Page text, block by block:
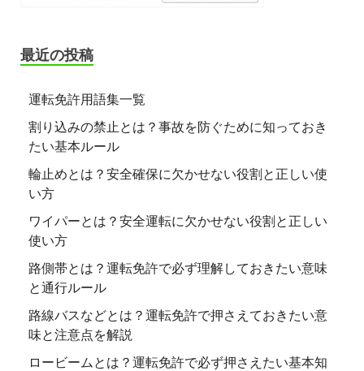
最近の投稿
運転免許用語集一覧
割り込みの禁止とは？事故を防ぐために知っておき
たい基本ルール
輪止めとは？安全確保に欠かせない役割と正しい使
い方
ワイパーとは？安全運転に欠かせない役割と正しい
使い方
路側帯とは？運転免許で必ず理解しておきたい意味
と通行ルール
路線バスなどとは？運転免許で押さえておきたい意
味と注意点を解説
ロービームとは？運転免許で必ず押さえたい基本知